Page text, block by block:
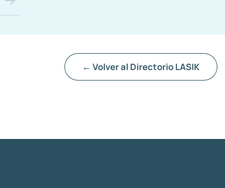
← Volver al Directorio LASIK